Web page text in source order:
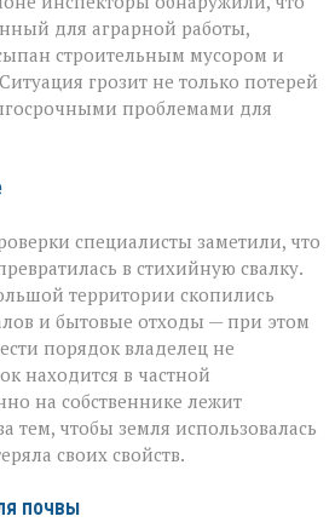
свалку»:
в
Семикаракорском
районе
захламили
сельхозугодья
для аграрной работы,
строительным мусором и
грозит не только потерей
проблемами для
специалисты заметили, что
в стихийную свалку.
территории скопились
и бытовые отходы — при этом
порядок владелец не
находится в частной
на собственнике лежит
тем, чтобы земля использовалась
своих свойств.
почвы